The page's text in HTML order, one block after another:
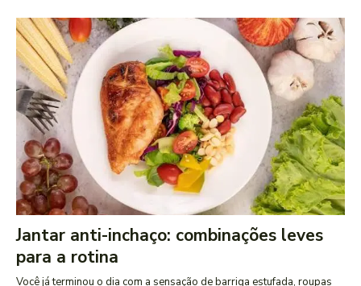
Jantar anti-inchaço: combinações leves
para a rotina
Você já terminou o dia com a sensação de barriga estufada, roupas